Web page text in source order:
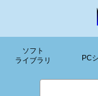
ソフト
ライブラリ
PC